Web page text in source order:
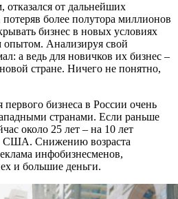
отказался от дальнейших
более полутора миллионов
бизнес в новых условиях
Анализируя свой
а ведь для новичков их бизнес –
стране. Ничего не понятно,
бизнеса в России очень
странами. Если раньше
около 25 лет – на 10 лет
США. Снижению возраста
инфобизнесменов,
и большие деньги.